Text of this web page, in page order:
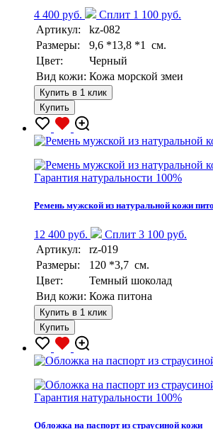
4 400 руб.
Сплит 1 100 руб.
Артикул:
kz-082
Размеры:
9,6 *13,8 *1 см.
Цвет:
Черный
Вид кожи: Кожа морской змеи
Купить в 1 клик
Купить
Гарантия натуральности 100%
Ремень мужской из натуральной кожи
12 400 руб.
Сплит 3 100 руб.
Артикул:
rz-019
Размеры:
120 *3,7 см.
Цвет:
Темный шоколад
Вид кожи: Кожа питона
Купить в 1 клик
Купить
Гарантия натуральности 100%
Обложка на паспорт из страусиной кожи